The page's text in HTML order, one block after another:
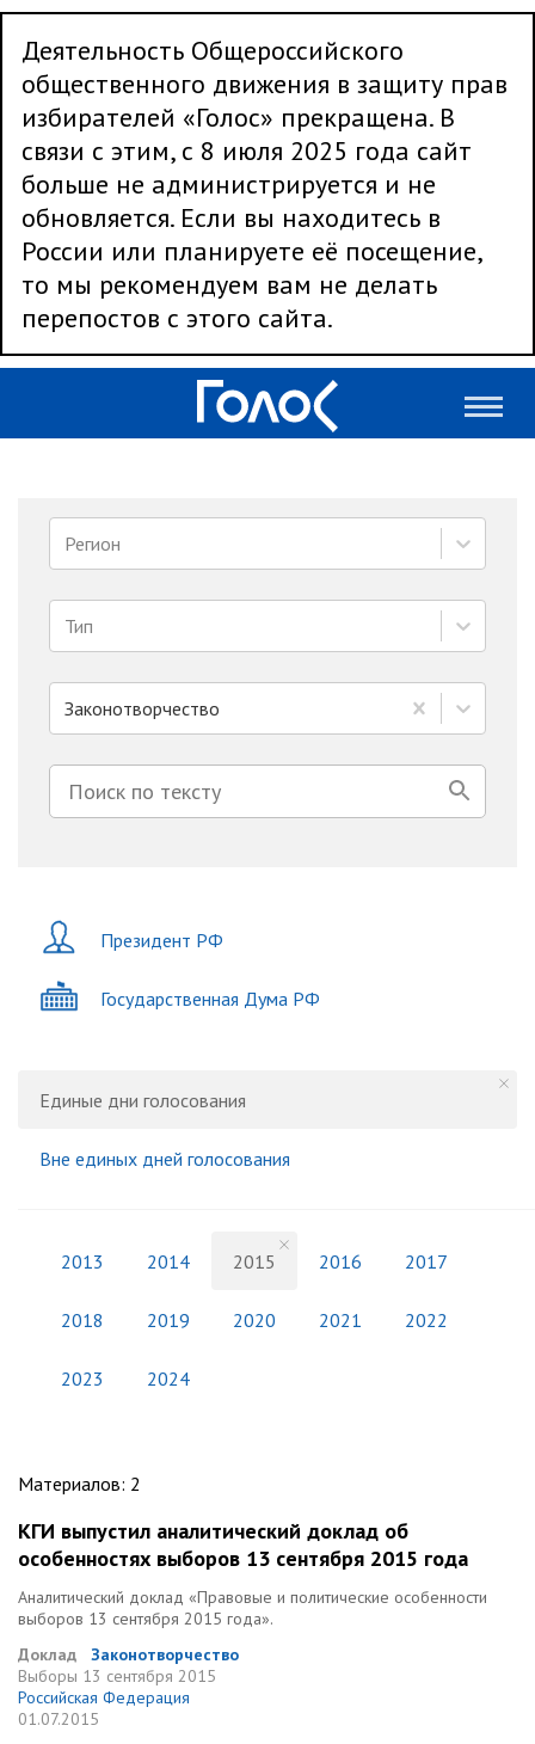
Деятельность Общероссийского
общественного движения в защиту прав
избирателей «Голос» прекращена. В
связи с этим, с 8 июля 2025 года сайт
больше не администрируется и не
обновляется. Если вы находитесь в
России или планируете её посещение,
то мы рекомендуем вам не делать
перепостов с этого сайта.
Регион
Тип
Законотворчество
Президент РФ
Государственная Дума РФ
Единые дни голосования
Вне единых дней голосования
2013 2014 2015 2016 2017
2018 2019 2020 2021 2022
2023 2024
Материалов: 2
КГИ выпустил аналитический доклад об
особенностях выборов 13 сентября 2015 года
Аналитический доклад «Правовые и политические особенности
выборов 13 сентября 2015 года».
Доклад
Законотворчество
Выборы 13 сентября 2015
Российская Федерация
01.07.2015